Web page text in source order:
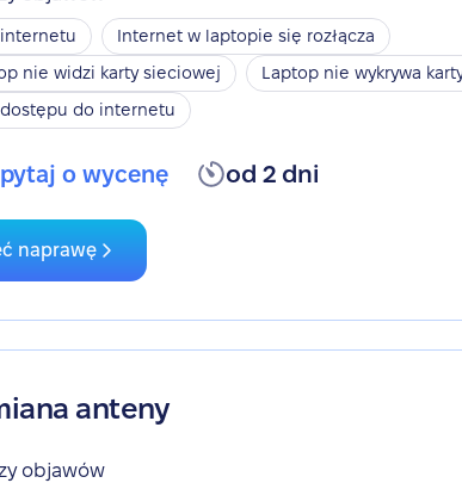
internetu
Internet w laptopie się rozłącza
nie widzi karty sieciowej
Laptop nie wykrywa
dostępu do internetu
o wycenę od 2 dni
naprawę
anteny
objawów